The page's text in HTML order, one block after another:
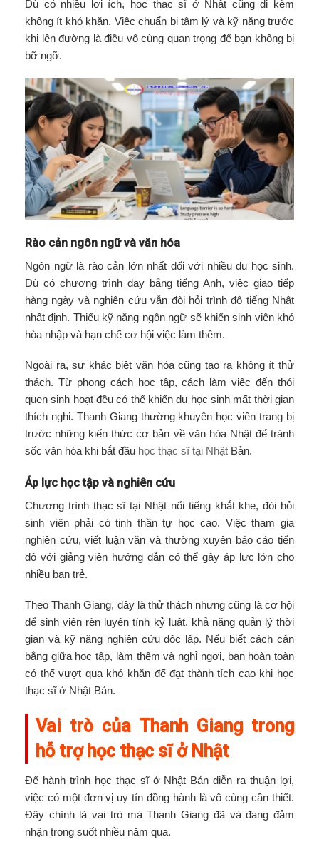
Dù có nhiều lợi ích, học thạc sĩ ở Nhật cũng đi kèm
không ít khó khăn. Việc chuẩn bị tâm lý và kỹ năng trước
khi lên đường là điều vô cùng quan trọng để bạn không bị
bỡ ngỡ.
Rào cản ngôn ngữ và văn hóa
Ngôn ngữ là rào cản lớn nhất đối với nhiều du học sinh.
Dù có chương trình dạy bằng tiếng Anh, việc giao tiếp
hàng ngày và nghiên cứu vẫn đòi hỏi trình độ tiếng Nhật
nhất định. Thiếu kỹ năng ngôn ngữ sẽ khiến sinh viên khó
hòa nhập và hạn chế cơ hội việc làm thêm.
Ngoài ra, sự khác biệt văn hóa cũng tạo ra không ít thử
thách. Từ phong cách học tập, cách làm việc đến thói
quen sinh hoạt đều có thể khiến du học sinh mất thời gian
thích nghi. Thanh Giang thường khuyên học viên trang bị
trước những kiến thức cơ bản về văn hóa Nhật để tránh
sốc văn hóa khi bắt đầu học thạc sĩ tại Nhật Bản.
Áp lực học tập và nghiên cứu
Chương trình thạc sĩ tại Nhật nổi tiếng khắt khe, đòi hỏi
sinh viên phải có tinh thần tự học cao. Việc tham gia
nghiên cứu, viết luận văn và thường xuyên báo cáo tiến
độ với giảng viên hướng dẫn có thể gây áp lực lớn cho
nhiều bạn trẻ.
Theo Thanh Giang, đây là thử thách nhưng cũng là cơ hội
để sinh viên rèn luyện tính kỷ luật, khả năng quản lý thời
gian và kỹ năng nghiên cứu độc lập. Nếu biết cách cân
bằng giữa học tập, làm thêm và nghỉ ngơi, bạn hoàn toàn
có thể vượt qua khó khăn để đạt thành tích cao khi học
thạc sĩ ở Nhật Bản.
Vai trò của Thanh Giang trong
hỗ trợ học thạc sĩ ở Nhật
Để hành trình học thạc sĩ ở Nhật Bản diễn ra thuận lợi,
việc có một đơn vị uy tín đồng hành là vô cùng cần thiết.
Đây chính là vai trò mà Thanh Giang đã và đang đảm
nhận trong suốt nhiều năm qua.